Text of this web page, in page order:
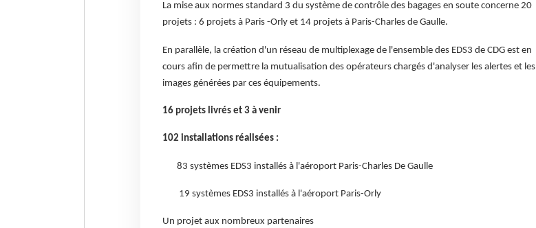
La mise aux normes standard 3 du système de contrôle des bagages en soute concerne 20
projets : 6 projets à Paris -Orly et 14 projets à Paris-Charles de Gaulle.
En parallèle, la création d'un réseau de multiplexage de l'ensemble des EDS3 de CDG est en
cours afin de permettre la mutualisation des opérateurs chargés d'analyser les alertes et les
images générées par ces équipements.
16 projets livrés et 3 à venir
102 installations réalisées :
83 systèmes EDS3 installés à l'aéroport Paris-Charles De Gaulle
19 systèmes EDS3 installés à l'aéroport Paris-Orly
Un projet aux nombreux partenaires